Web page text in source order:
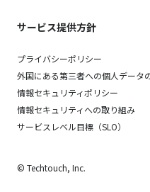
サービス提供方針
プライバシーポリシー
外国にある第三者への個人データ
情報セキュリティポリシー
情報セキュリティへの取り組み
サービスレベル目標（SLO）
© Techtouch, Inc.